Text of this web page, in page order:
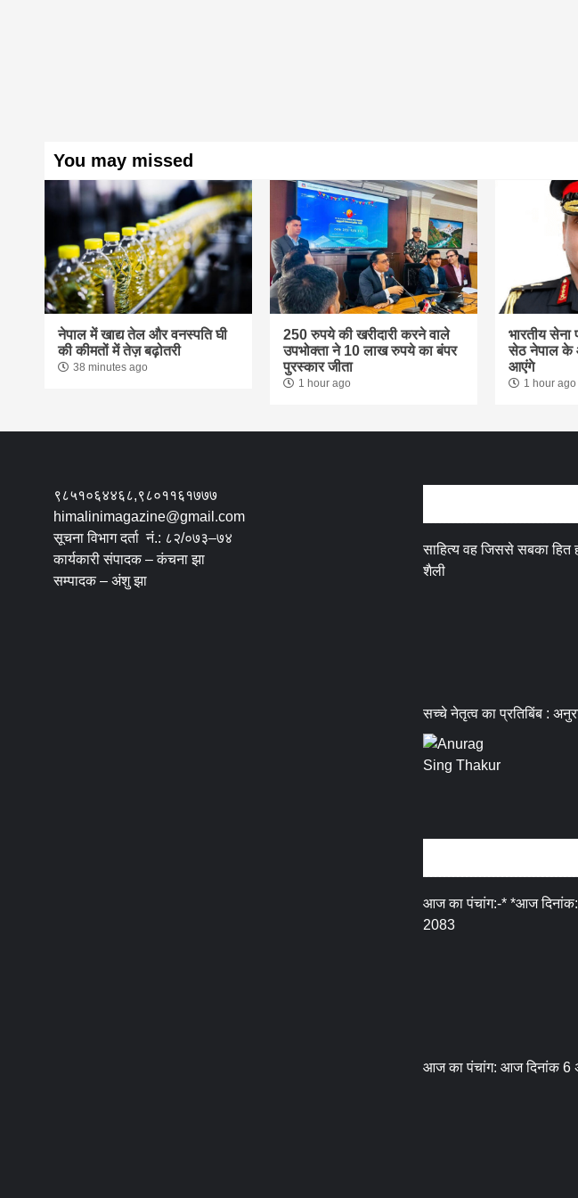
You may missed
नेपाल में खाद्य तेल और वनस्पति घी
की कीमतों में तेज़ बढ़ोतरी
38 minutes ago
250 रुपये की खरीदारी करने वाले
उपभोक्ता ने 10 लाख रुपये का बंपर
पुरस्कार जीता
1 hour ago
भारतीय
सेठ नेपाल के
आएंगे
1 hour ago
९८५१०६४४६८,९८०११६१७७७
himalinimagazine@gmail.com
सूचना विभाग दर्ता नं.: ८२/०७३–७४
कार्यकारी संपादक – कंचना झा
सम्पादक – अंशु झा
साहित्य वह जिससे सबका हित
शैली
सच्चे नेतृत्व का प्रतिबिंब :
आज का पंचांग:-* *आज
2083